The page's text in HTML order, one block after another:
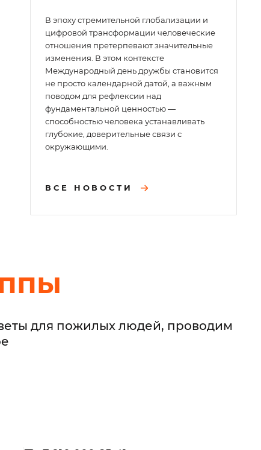
В эпоху стремительной глобализации и
цифровой трансформации человеческие
отношения претерпевают значительные
изменения. В этом контексте
Международный день дружбы становится
не просто календарной датой, а важным
поводом для рефлексии над
фундаментальной ценностью —
способностью человека устанавливать
глубокие, доверительные связи с
окружающими.
ВСЕ НОВОСТИ
для пожилых людей, проводим